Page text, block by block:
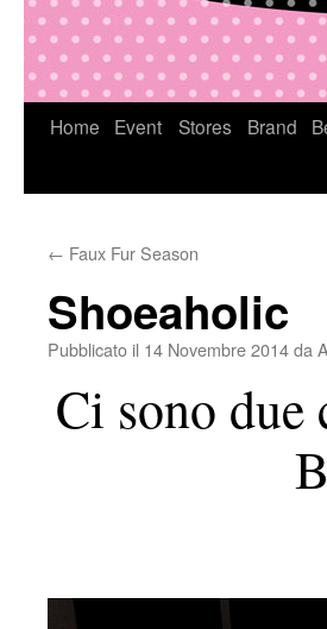
VaiHome Event Stores Brand
← Faux Fur Season
Shoeaholic
Pubblicato il 14 Novembre 2014da
Ci sono due